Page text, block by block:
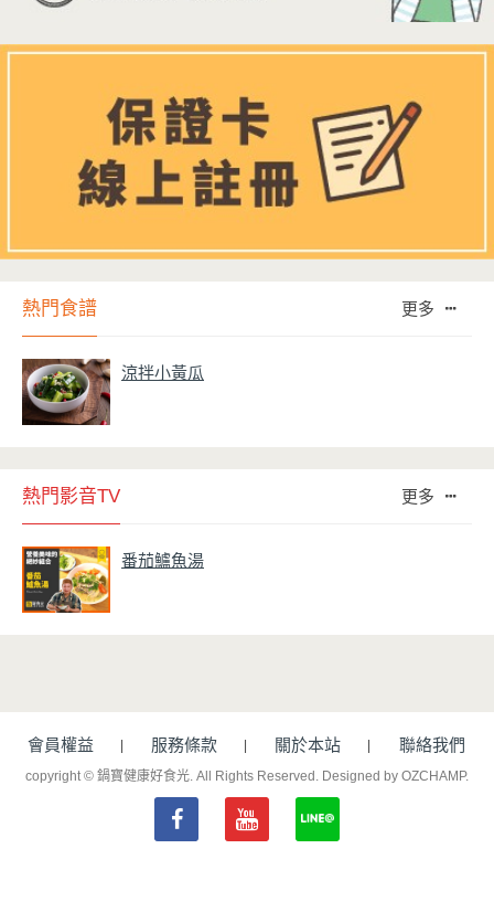
熱門食譜 更多
涼拌小黃瓜
熱門影音TV 更多
番茄鱸魚湯
會員權益 服務條款 關於本站 聯絡我們
copyright © 鍋寶健康好食光. All Rights Reserved. Designed by OZCHAMP.